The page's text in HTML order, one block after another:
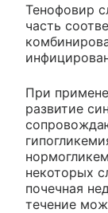
Тенофовир
часть
При
развитие
некоторых
почечная
течение